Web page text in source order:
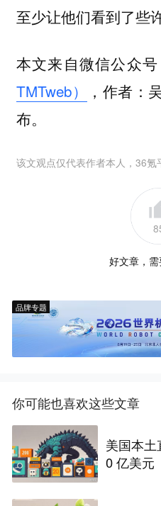
至少让他们看到了些
本文来自微信公众号
TMTweb）
，作者：
布。
该文观点仅代表作者本人，36氪
好文章，
品牌专题
你可能也喜欢这些文章
美国本
0 亿美元